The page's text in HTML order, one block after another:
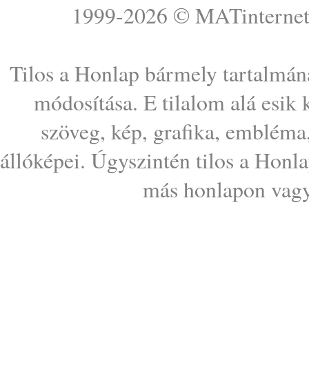
1999-2026 © MATinternet
Tilos a Honlap bármely
módosítása. E tilalom alá esik
szöveg, kép, grafika,
állóképei. Úgyszintén tilos a
más honlapon